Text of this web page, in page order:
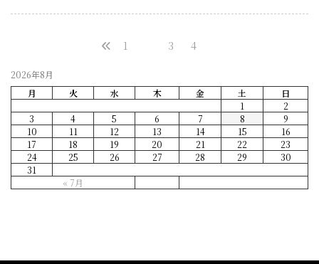
1 3 4
2026年8月
月
火 水 木 金 土 日
« 7月
1
2
3
4 5 6 7 8
9
10
11 12 13 14 15
16
17
18 19 20 21 22
23
24
25 26 27 28 29
30
31